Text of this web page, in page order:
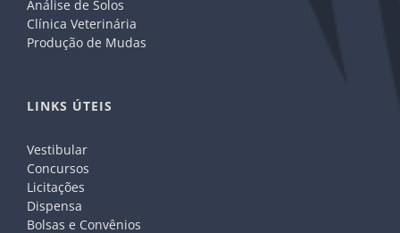
Análise de Solos
Clínica Veterinária
Produção de Mudas
LINKS ÚTEIS
Vestibular
Concursos
Licitações
Dispensa
Bolsas e Convênios